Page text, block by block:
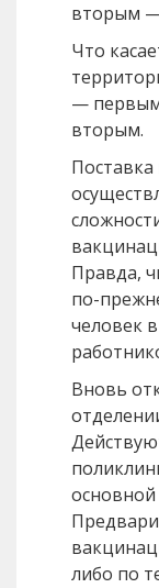
вторым —
Что
—
вторым.
Правда,
по-
человек
Вновь
либо по